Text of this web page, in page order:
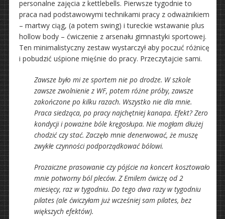
personalne zajęcia z kettlebells. Pierwsze tygodnie to
praca nad podstawowymi technikami pracy z odważnikiem
– martwy ciąg, (a potem swing) i tureckie wstawanie plus
hollow body – ćwiczenie z arsenału gimnastyki sportowej.
Ten minimalistyczny zestaw wystarczył aby poczuć różnicę
i pobudzić uśpione mięśnie do pracy. Przeczytajcie sami.
Zawsze było mi ze sportem nie po drodze. W szkole
zawsze zwolnienie z WF, potem różne próby, zawsze
zakończone po kilku razach. Wszystko nie dla mnie.
Praca siedząca, po pracy najchętniej kanapa. Efekt? Zero
kondycji i poważne bóle kręgosłupa. Nie mogłam dłużej
chodzić czy stać. Zaczęło mnie denerwować, że muszę
zwykłe czynności podporządkować bólowi.
Prozaiczne prasowanie czy pójście na koncert kosztowało
mnie potworny ból pleców. Z Emilem ćwiczę od 2
miesięcy, raz w tygodniu. Do tego dwa razy w tygodniu
pilates (ale ćwiczyłam już wcześniej sam pilates, bez
większych efektów).